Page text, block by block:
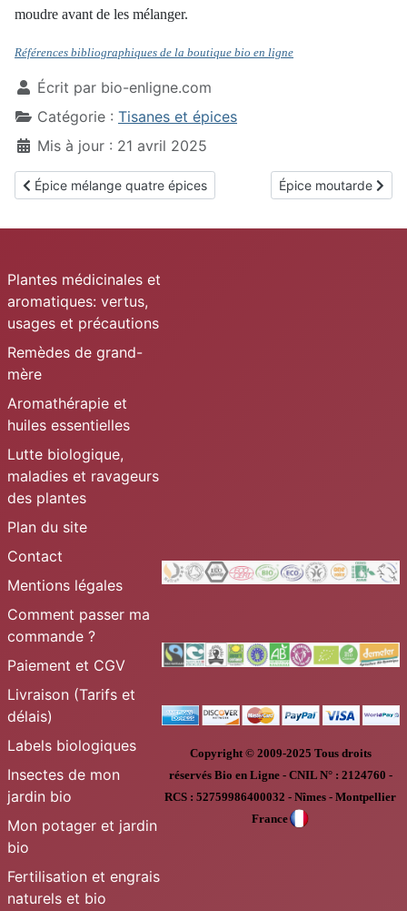
moudre avant de les mélanger.
Références bibliographiques de la boutique bio en ligne
Écrit par bio-enligne.com
Catégorie : Tisanes et épices
Mis à jour : 21 avril 2025
Article précédent : Épice mélange quatre épices
Épice mélange quatre épices Article suivant :
Épice moutarde
Plantes médicinales et
aromatiques: vertus,
usages et précautions
Remèdes de grand-
mère
Aromathérapie et
huiles essentielles
Lutte biologique,
maladies et ravageurs
des plantes
Plan du site
Contact
Mentions légales
Comment passer ma
commande ?
Paiement et CGV
Livraison (Tarifs et
délais)
Labels biologiques
Insectes de mon
jardin bio
Mon potager et jardin
bio
Fertilisation et engrais
naturels et bio
Copyright © 2009-2025 Tous droits
réservésBio en Ligne - CNIL N° : 2124760 -
RCS : 52759986400032 - Nîmes - Montpellier
France